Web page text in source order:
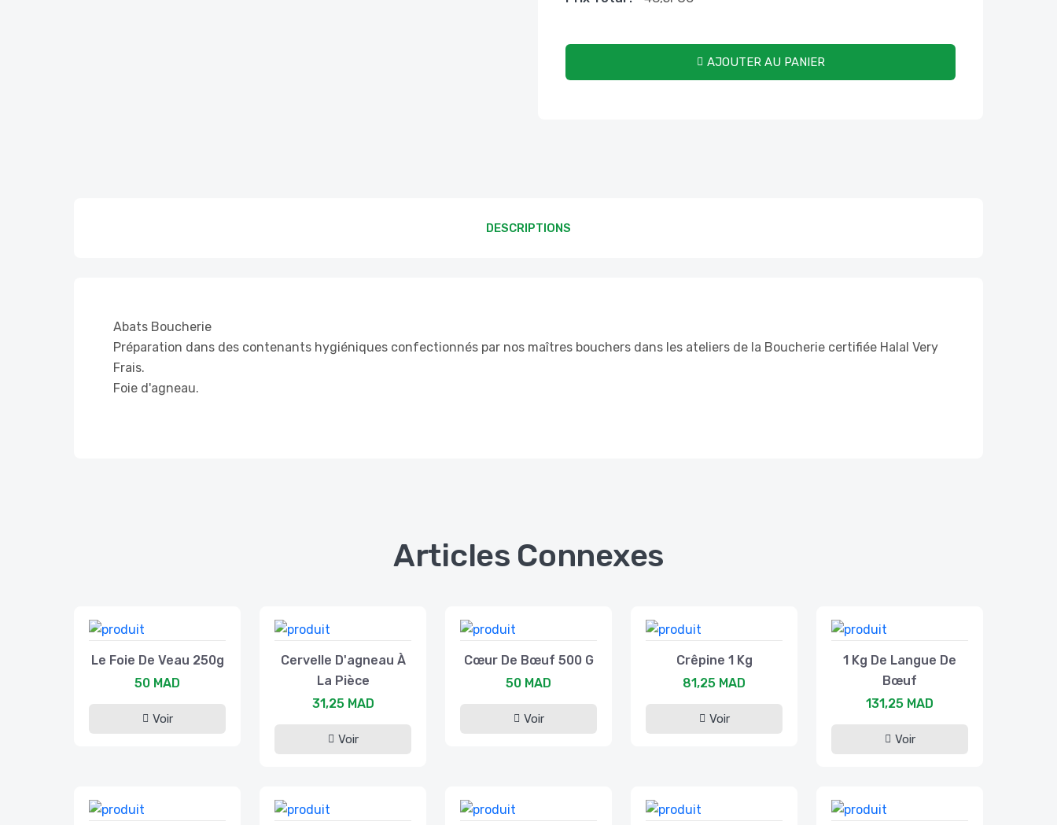
AJOUTER AU PANIER
DESCRIPTIONS
Abats Boucherie
Préparation dans des contenants hygiéniques confectionnés par nos maîtres bouchers dans les ateliers de la Boucherie certifiée Halal Very
Frais.
Foie d'agneau.
Articles Connexes
Le Foie De Veau 250g
50 MAD
Voir
Cervelle D'agneau À
La Pièce
31,25 MAD
Voir
Cœur De Bœuf 500 G
50 MAD
Voir
Crêpine 1 Kg
81,25 MAD
Voir
1 Kg De Langue De
Bœuf
131,25 MAD
Voir